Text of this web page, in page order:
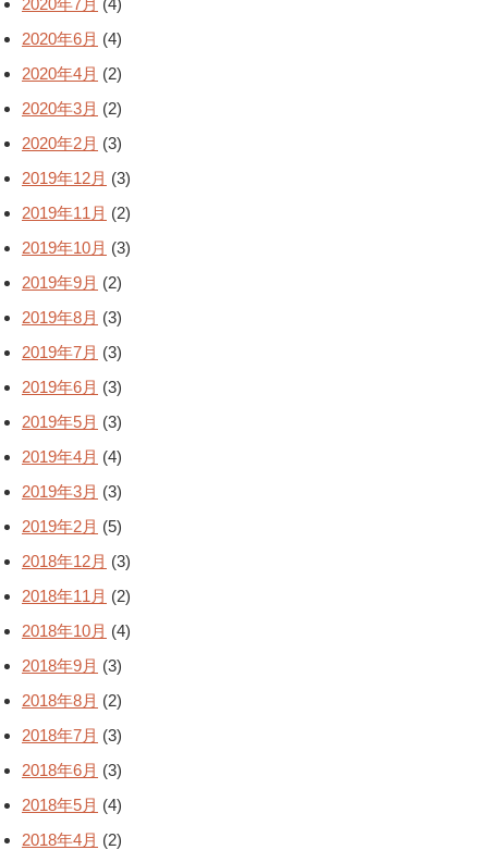
2020年7月 (4)
2020年6月 (4)
2020年4月 (2)
2020年3月 (2)
2020年2月 (3)
2019年12月 (3)
2019年11月 (2)
2019年10月 (3)
2019年9月 (2)
2019年8月 (3)
2019年7月 (3)
2019年6月 (3)
2019年5月 (3)
2019年4月 (4)
2019年3月 (3)
2019年2月 (5)
2018年12月 (3)
2018年11月 (2)
2018年10月 (4)
2018年9月 (3)
2018年8月 (2)
2018年7月 (3)
2018年6月 (3)
2018年5月 (4)
2018年4月 (2)